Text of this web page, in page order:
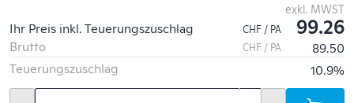
exkl. MWST
Ihr Preis inkl. Teuerungszuschlag CHF / PA 99.26
Brutto CHF / PA
89.50
Teuerungszuschlag
10.9%